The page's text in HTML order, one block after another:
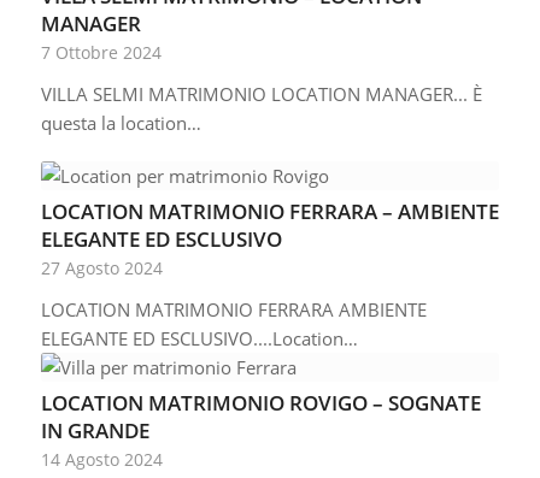
MANAGER
7 Ottobre 2024
VILLA SELMI MATRIMONIO LOCATION MANAGER... È
questa la location…
LOCATION MATRIMONIO FERRARA – AMBIENTE
ELEGANTE ED ESCLUSIVO
27 Agosto 2024
LOCATION MATRIMONIO FERRARA AMBIENTE
ELEGANTE ED ESCLUSIVO....Location…
LOCATION MATRIMONIO ROVIGO – SOGNATE
IN GRANDE
14 Agosto 2024